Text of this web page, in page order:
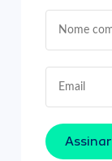
Assinar